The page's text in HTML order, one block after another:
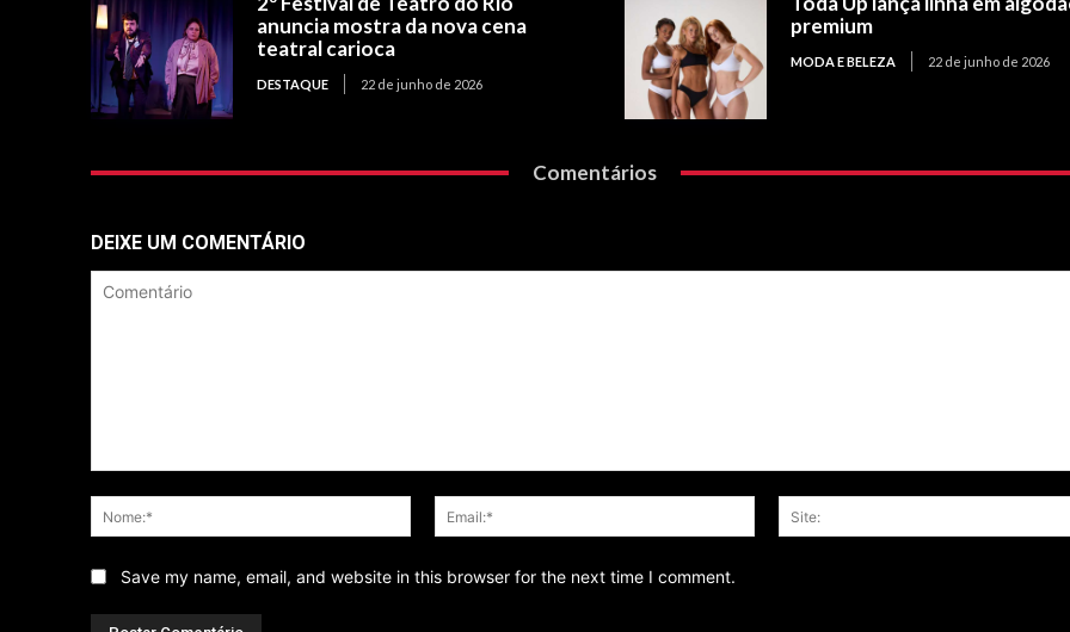
anuncia mostra da nova cena
teatral carioca
DESTAQUE 22 de junho de 2026
premium
MODA E BELEZA 22 de junho de 2026
Comentários
DEIXE UM COMENTÁRIO
Nome:*
Email:*
Save my name, email, and website in this browser for the next time I comment.